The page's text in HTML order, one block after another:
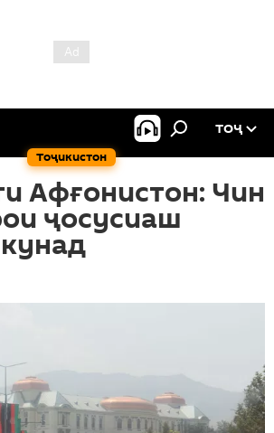
Тоҷикистон
ТОҶ
Афғонистон: Чин
ҷосусиаш